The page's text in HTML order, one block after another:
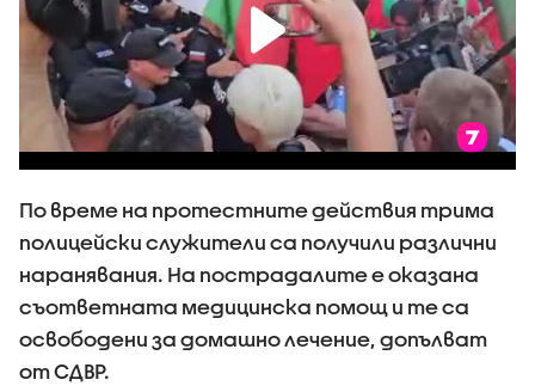
По време на протестните действия трима
полицейски служители са получили различни
наранявания. На пострадалите е оказана
съответната медицинска помощ и те са
освободени за домашно лечение, допълват
от СДВР.